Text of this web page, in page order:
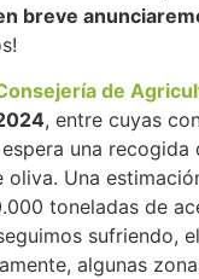
breve
de
, entre cuyas
una recogida
Una
toneladas de
algunas